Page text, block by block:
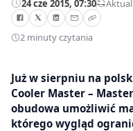
24 cze 2015, 07:30—
2 minuty czytania
Już w sierpniu na
Cooler Master –
obudowa umożliwić
którego wygląd